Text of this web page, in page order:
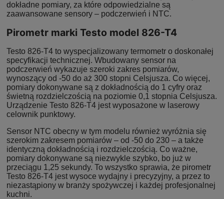
dokładne pomiary, za które odpowiedzialne są
zaawansowane sensory – podczerwień i NTC.
Pirometr marki Testo model 826-T4
Testo 826-T4 to wyspecjalizowany termometr o doskonałej
specyfikacji technicznej. Wbudowany sensor na
podczerwień wykazuje szeroki zakres pomiarów,
wynoszący od -50 do aż 300 stopni Celsjusza. Co więcej,
pomiary dokonywane są z dokładnością do 1 cyfry oraz
świetną rozdzielczością na poziomie 0,1 stopnia Celsjusza.
Urządzenie Testo 826-T4 jest wyposażone w laserowy
celownik punktowy.
Sensor NTC obecny w tym modelu również wyróżnia się
szerokim zakresem pomiarów – od -50 do 230 – a także
identyczną dokładnością i rozdzielczością. Co ważne,
pomiary dokonywane są niezwykle szybko, bo już w
przeciągu 1,25 sekundy. To wszystko sprawia, że pirometr
Testo 826-T4 jest wysoce wydajny i precyzyjny, a przez to
niezastąpiony w branży spożywczej i każdej profesjonalnej
kuchni.